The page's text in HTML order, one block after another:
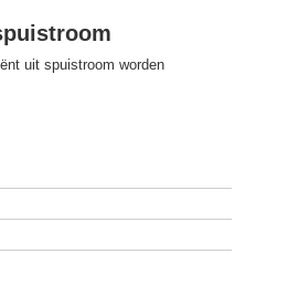
uit spuistroom worden